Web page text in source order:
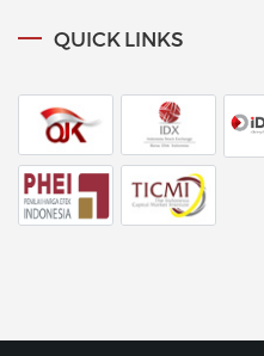
QUICK LINKS